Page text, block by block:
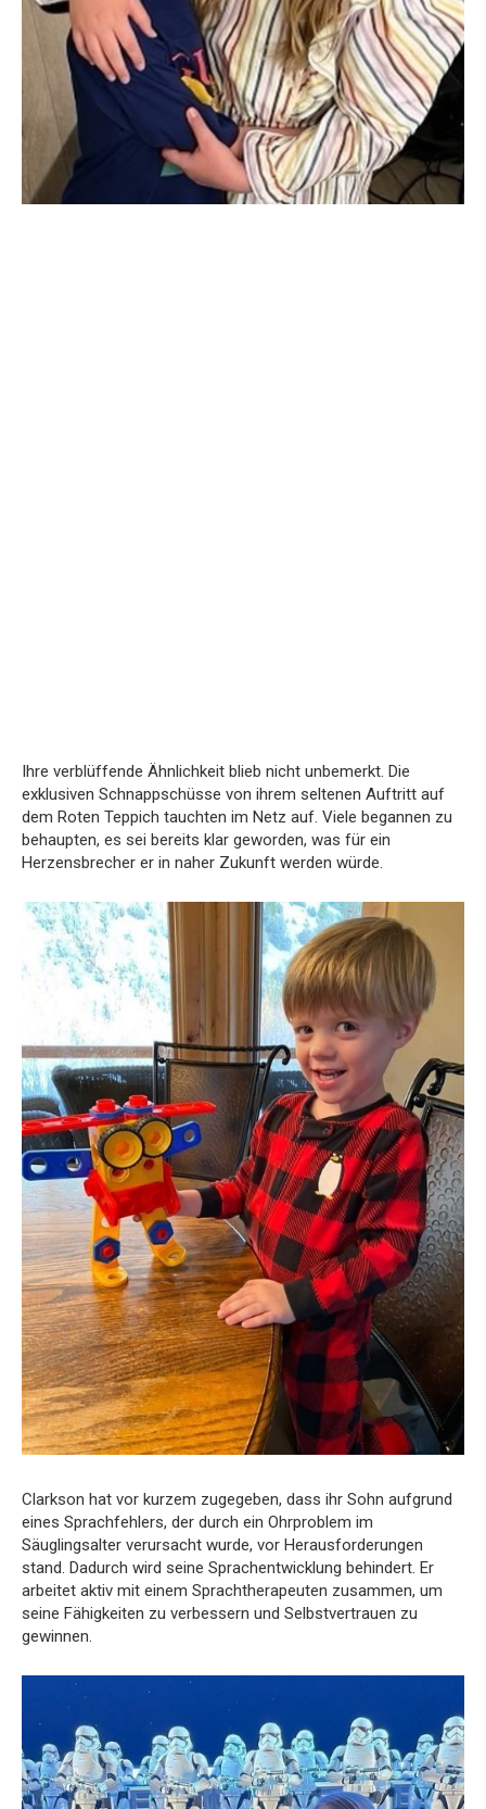
Ihre verblüffende Ähnlichkeit blieb nicht unbemerkt. Die
exklusiven Schnappschüsse von ihrem seltenen Auftritt auf
dem Roten Teppich tauchten im Netz auf. Viele begannen zu
behaupten, es sei bereits klar geworden, was für ein
Herzensbrecher er in naher Zukunft werden würde.
Clarkson hat vor kurzem zugegeben, dass ihr Sohn aufgrund
eines Sprachfehlers, der durch ein Ohrproblem im
Säuglingsalter verursacht wurde, vor Herausforderungen
stand. Dadurch wird seine Sprachentwicklung behindert. Er
arbeitet aktiv mit einem Sprachtherapeuten zusammen, um
seine Fähigkeiten zu verbessern und Selbstvertrauen zu
gewinnen.